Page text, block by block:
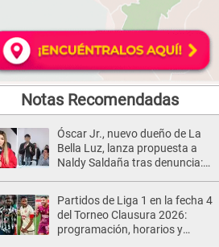
Notas Recomendadas
Óscar Jr., nuevo dueño de La
Bella Luz, lanza propuesta a
Naldy Saldaña tras denuncia:
Partidos de Liga 1 en la fecha 4
del Torneo Clausura 2026:
programación, horarios y